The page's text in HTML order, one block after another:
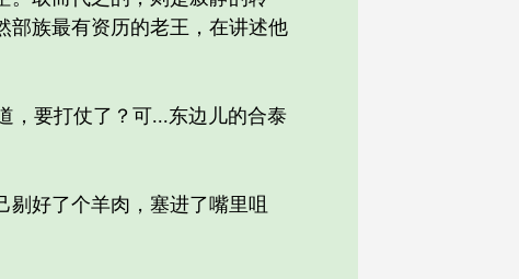
部族最有资历的老王，在讲述他
要打仗了？可...东边儿的合泰
好了个羊肉，塞进了嘴里咀